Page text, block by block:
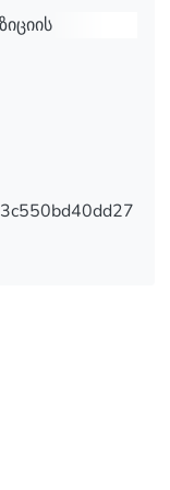
cohortes is
economic
transition
the social
period and
it.
სამი თაობის